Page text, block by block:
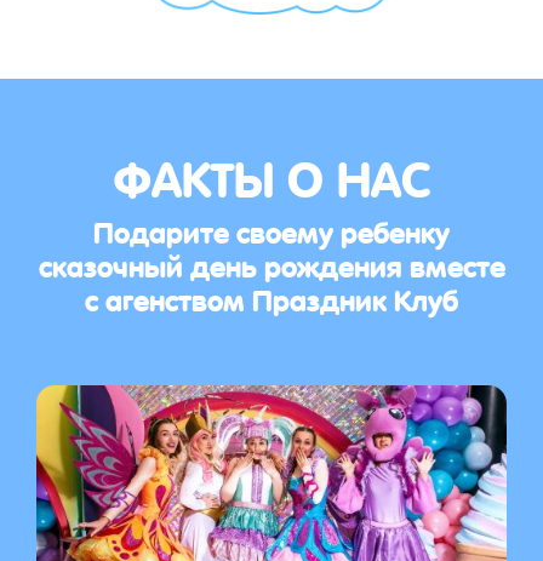
ФАКТЫ О НАС
Подарите своему ребенку
сказочный день рождения вместе
с агенством Праздник Клуб